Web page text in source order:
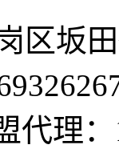
区坂
代理